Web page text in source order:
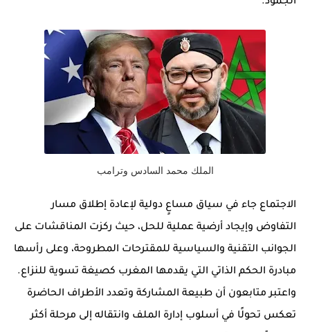
الجمود.
الملك محمد السادس وترامب
الاجتماع جاء في سياق مساعٍ دولية لإعادة إطلاق مسار
التفاوض وإيجاد أرضية عملية للحل، حيث ركزت المناقشات على
الجوانب التقنية والسياسية للمقترحات المطروحة، وعلى رأسها
مبادرة الحكم الذاتي التي يقدمها المغرب كصيغة تسوية للنزاع.
واعتبر متابعون أن طبيعة المشاركة وتعدد الأطراف الحاضرة
تعكس تحولًا في أسلوب إدارة الملف وانتقاله إلى مرحلة أكثر